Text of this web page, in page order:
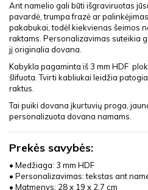
Ant namelio gali būti išgraviruotas
pavardė, trumpa frazė ar
pakabukai, todėl kiekvienas šeimos
raktams. Personalizavimas suteikia
jį originalia dovana.
Kabykla pagaminta iš 3 mm HDF
šlifuota. Tvirti kabliukai leidžia
raktus.
Tai puiki dovana įkurtuvių proga,
personalizuota dovana namams.
Prekės savybės:
• Medžiaga: 3 mm HDF
• Personalizavimas: tekstas ant
• Matmenys: 28 x 19 x 2,7 cm